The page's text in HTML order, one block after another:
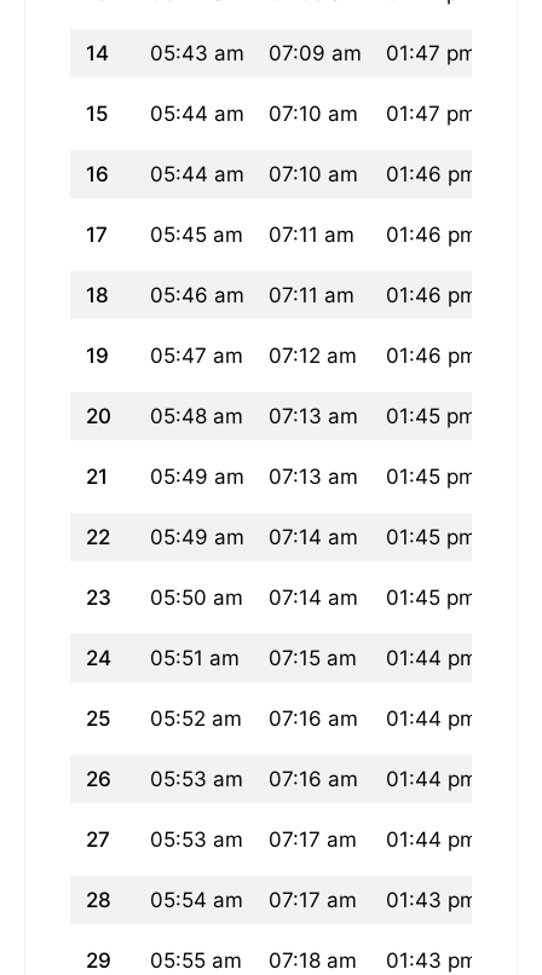
14 05:43 am 07:09 am 01:47 pm
15 05:44 am 07:10 am 01:47 pm
16 05:44 am 07:10 am 01:46 pm
17 05:45 am 07:11 am 01:46 pm
18 05:46 am 07:11 am 01:46 pm
19 05:47 am 07:12 am 01:46 pm
20 05:48 am 07:13 am 01:45 pm
21 05:49 am 07:13 am 01:45 pm
22 05:49 am 07:14 am 01:45 pm
23 05:50 am 07:14 am 01:45 pm
24 05:51 am 07:15 am 01:44 pm
25 05:52 am 07:16 am 01:44 pm
26 05:53 am 07:16 am 01:44 pm
27 05:53 am 07:17 am 01:44 pm
28 05:54 am 07:17 am 01:43 pm
29 05:55 am 07:18 am 01:43 pm